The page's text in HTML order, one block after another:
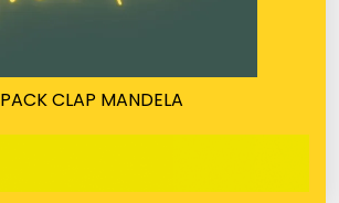
PACK CLAP MANDELA